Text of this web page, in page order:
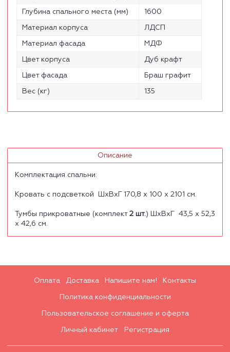
Глубина спального места (мм) 1600
Материал корпуса ЛДСП
Материал фасада МДФ
Цвет корпуса Дуб крафт
Цвет фасада Браш графит
Вес (кг) 135
Описание
Комплектация спальни:
Кровать с подсветкой ШхВхГ 170,8 х 100 х 2101 см.
Тумбы прикроватные (комплект 2 шт.) ШхВхГ 43,5 х 52,3
х 42,6 см.
Оплата Доставка Напишите нам! Контакты
Политика конфиденциальности
Пользовательское соглашение и оферта
Личный кабинет Регистрация